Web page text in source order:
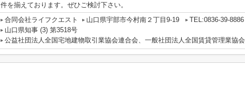
件を揃えております。ぜひご検討下さい。
合同会社ライフクエスト 山口県宇部市今村南２丁目9-19
TEL:0836-39-8886
山口県知事 (3) 第3518号
公益社団法人全国宅地建物取引業協会連合会、一般社団法人全国賃貸管理業協会